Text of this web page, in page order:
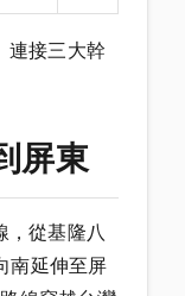
連接三大幹
屏東
，從基隆八
南延伸至屏